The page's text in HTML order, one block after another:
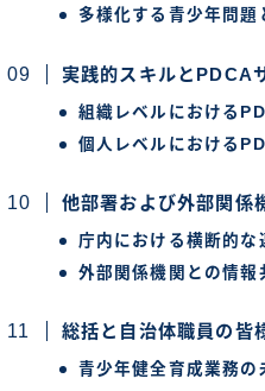
多様化する青少年問
実践的スキルとPDCA
組織レベルにおける
個人レベルにおける
他部署および外部関係
庁内における横断的な
外部関係機関との情報
総括と自治体職員の皆
青少年健全育成業務の